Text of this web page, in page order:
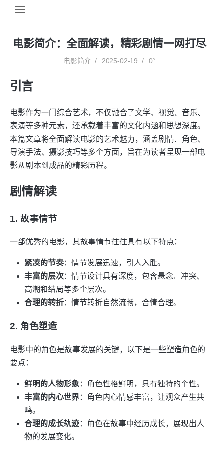
电影简介：全面解读，精彩剧情一网打尽
电影简介 2025-02-19 0°
引言
电影作为一门综合艺术，不仅融合了文学、视觉、音乐、
表演等多种元素，还承载着丰富的文化内涵和思想深度。
本篇文章将全面解读电影的艺术魅力，涵盖剧情、角色、
导演手法、摄影技巧等多个方面，旨在为读者呈现一部电
影从剧本到成品的精彩历程。
剧情解读
1. 故事情节
一部优秀的电影，其故事情节往往具有以下特点：
紧凑的节奏：情节发展迅速，引人入胜。
丰富的层次：情节设计具有深度，包含悬念、冲突、
高潮和结局等多个层次。
合理的转折：情节转折自然流畅，合情合理。
2. 角色塑造
电影中的角色是故事发展的关键，以下是一些塑造角色的
要点：
鲜明的人物形象 ：角色性格鲜明，具有独特的个性。
丰富的内心世界：角色内心情感丰富，让观众产生共
鸣。
合理的成长轨迹：角色在故事中经历成长，展现出人
物的发展变化。